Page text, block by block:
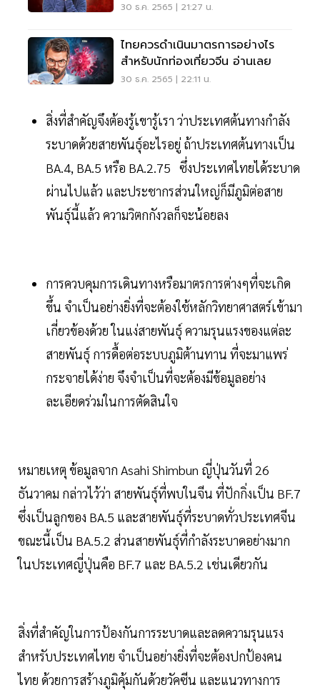
30 ธ.ค. 2565 | 21:27 น.
ไทยควรดำเนินมาตรการอย่างไร
สำหรับนักท่องเที่ยวจีน อ่านเลย
30 ธ.ค. 2565 | 22:11 น.
สิ่งที่สำคัญจึงต้องรู้เขารู้เรา ว่าประเทศต้นทางกำลัง
ระบาดด้วยสายพันธุ์อะไรอยู่ ถ้าประเทศต้นทางเป็น
BA.4, BA.5 หรือ BA.2.75 ซึ่งประเทศไทยได้ระบาด
ผ่านไปแล้ว และประชากรส่วนใหญ่ก็มีภูมิต่อสาย
พันธุ์นี้แล้ว ความวิตกกังวลก็จะน้อยลง
การควบคุมการเดินทางหรือมาตรการต่างๆที่จะเกิด
ขึ้น จำเป็นอย่างยิ่งที่จะต้องใช้หลักวิทยาศาสตร์เข้ามา
เกี่ยวข้องด้วย ในแง่สายพันธุ์ ความรุนแรงของแต่ละ
สายพันธุ์ การดื้อต่อระบบภูมิต้านทาน ที่จะมาแพร่
กระจายได้ง่าย จึงจำเป็นที่จะต้องมีข้อมูลอย่าง
ละเอียดร่วมในการตัดสินใจ
หมายเหตุ ข้อมูลจาก Asahi Shimbun ญี่ปุ่นวันที่ 26
ธันวาคม กล่าวไว้ว่า สายพันธุ์ที่พบในจีน ที่ปักกิ่งเป็น BF.7
ซึ่งเป็นลูกของ BA.5 และสายพันธุ์ที่ระบาดทั่วประเทศจีน
ขณะนี้เป็น BA.5.2 ส่วนสายพันธุ์ที่กำลังระบาดอย่างมาก
ในประเทศญี่ปุ่นคือ BF.7 และ BA.5.2 เช่นเดียวกัน
สิ่งที่สำคัญในการป้องกันการระบาดและลดความรุนแรง
สำหรับประเทศไทย จำเป็นอย่างยิ่งที่จะต้องปกป้องคน
ไทย ด้วยการสร้างภูมิคุ้มกันด้วยวัคซีน และแนวทางการ